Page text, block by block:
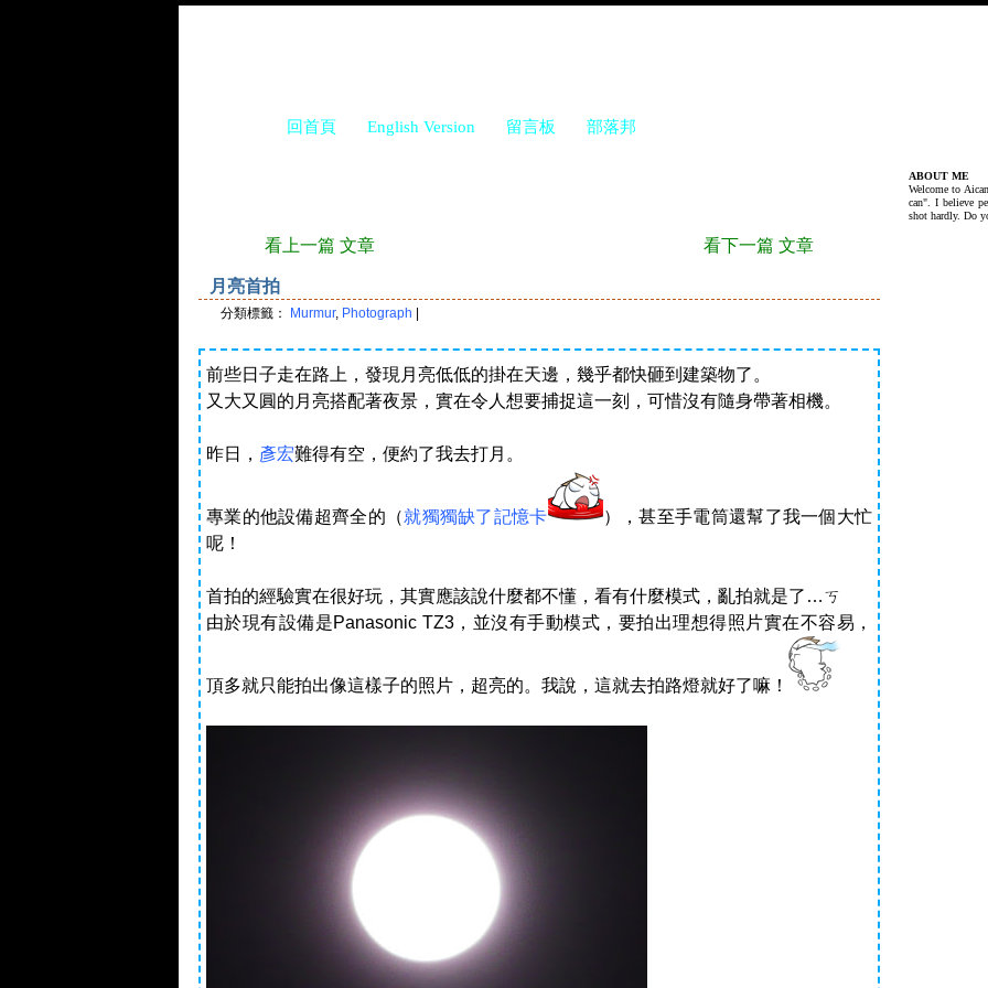
回首頁 English Version 留言板 部落邦
看上一篇 文章 看下一篇 文章
月亮首拍
分類標籤： Murmur, Photograph
前些日子走在路上，發現月亮低低的掛在天邊，幾乎都快砸到建築物了。
又大又圓的月亮搭配著夜景，實在令人想要捕捉這一刻，可惜沒有隨身帶著相機。
昨日， 彥宏難得有空，便約了我去打月。
專業的他設備超齊全的（就獨獨缺了記憶卡
），甚至手電筒還幫了我一個大忙
呢！
首拍的經驗實在很好玩，其實應該說什麼都不懂，看有什麼模式，亂拍就是了…ㄎ
由於現有設備是Panasonic TZ3，並沒有手動模式，要拍出理想得照片實在不容易，
頂多就只能拍出像這樣子的照片，超亮的。我說，這就去拍路燈就好了嘛！
ABOUT ME
Welcome to
can". I believe
shot hardly. Do